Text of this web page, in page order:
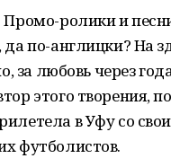
Промо-ролики и
по-англицки? На
за любовь через
этого творения,
в Уфу со
футболистов.